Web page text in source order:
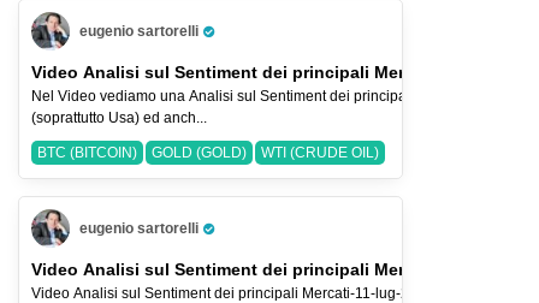
eugenio sartorelli
Pro Trader
Video Analisi sul Sentiment dei principali Mercati-19-lug-2026
Nel Video vediamo una Analisi sul Sentiment dei principali Indici Azionari
(soprattutto Usa) ed anch...
BTC (BITCOIN) GOLD (GOLD) WTI (CRUDE OIL)
eugenio sartorelli
Pro Trader
Video Analisi sul Sentiment dei principali Mercati-11-lug-2026
Video Analisi sul Sentiment dei principali Mercati-11-lug-2026 Nel Video